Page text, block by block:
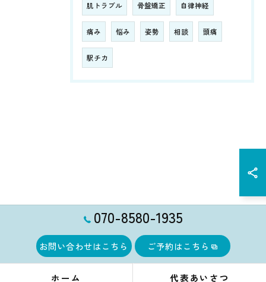
肌トラブル 骨盤矯正 自律神経
痛み 悩み 姿勢 相談 頭痛
駅チカ
070-8580-1935
お問い合わせはこちら ご予約はこちら
ホーム 代表あいさつ